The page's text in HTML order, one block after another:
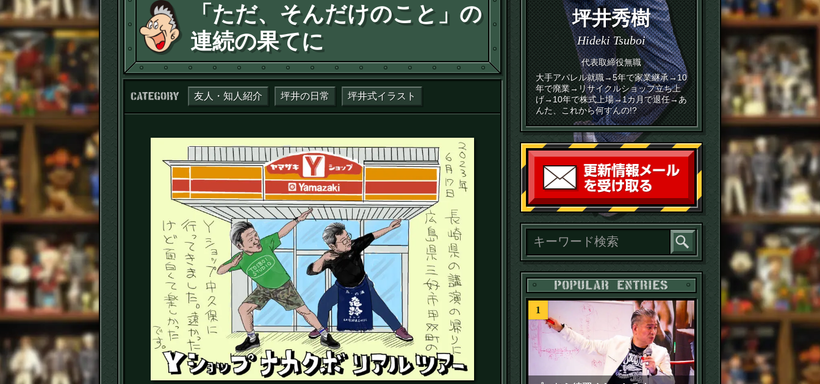
「ただ、そんだけのこと」の
連続の果てに
カテゴリー：
友人・知人紹介 坪井の日常 坪井式イラスト
坪井秀樹
Hideki Tsuboi
代表取締役無職
大手アパレル就職→5年で家業継承→10
年で廃業→リサイクルショップ立ち上
げ→10年で株式上場→1カ月で退任→あ
んた、これから何すんの!?
読者登録
POPULAR ENTRIES
1